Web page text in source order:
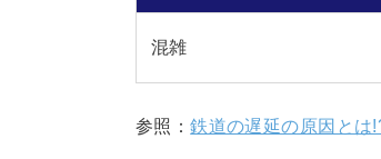
混雑
参照：鉄道の遅延の原因とは